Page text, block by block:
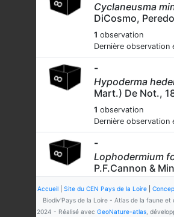
Cyclaneusma
DiCosmo,
1 observation
Dernière observation
-
Hypoderma
Mart.) De Not.,
1 observation
Dernière observation
-
Lophodermium
P.F.Cannon &
2 observations
Dernière observation
Accueil Site du CEN Pays de la Loire
Biodiv'Pays de la Loire - Atlas de la faune et
2024 - Réalisé avec GeoNature-atlas,